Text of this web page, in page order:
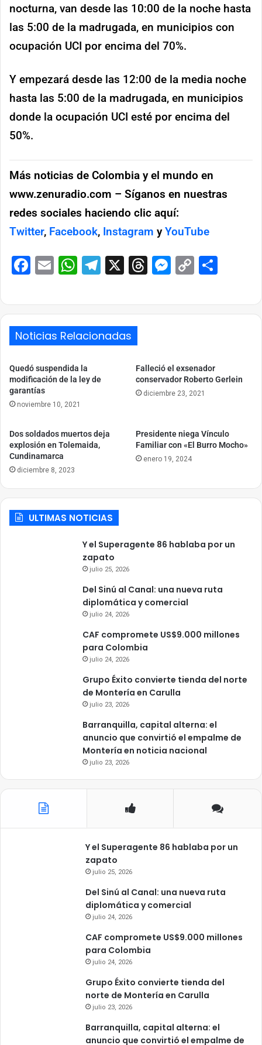
nocturna, van desde las 10:00 de la noche hasta
las 5:00 de la madrugada, en municipios con
ocupación UCI por encima del 70%.
Y empezará desde las 12:00 de la media noche
hasta las 5:00 de la madrugada, en municipios
donde la ocupación UCI esté por encima del
50%.
Más noticias de Colombia y el mundo en
www.zenuradio.com – Síganos en nuestras
redes sociales haciendo clic aquí:
Twitter, Facebook, Instagram yYouTube
Facebook
EmailWhatsApp
Telegram
X ThreadsCopy
Noticias Relacionadas
Quedó suspendida la
modificación de la ley de
garantías
noviembre 10, 2021
Falleció el exsenador
conservador Roberto Gerlein
diciembre 23, 2021
Dos soldados muertos deja
explosión en Tolemaida,
Cundinamarca
diciembre 8, 2023
Presidente niega Vínculo
Familiar con «El Burro Mocho»
enero 19, 2024
ULTIMAS NOTICIAS
Y el Superagente 86 hablaba por un
zapato
julio 25, 2026
Del Sinú al Canal: una nueva ruta
diplomática y comercial
julio 24, 2026
CAF compromete US$9.000 millones
para Colombia
julio 24, 2026
Grupo Éxito convierte tienda del norte
de Montería en Carulla
julio 23, 2026
Barranquilla, capital alterna: el
anuncio que convirtió el empalme de
Montería en noticia nacional
julio 23, 2026
Y el Superagente 86 hablaba por un
zapato
julio 25, 2026
Del Sinú al Canal: una nueva ruta
diplomática y comercial
julio 24, 2026
CAF compromete US$9.000 millones
para Colombia
julio 24, 2026
Grupo Éxito convierte tienda del
norte de Montería en Carulla
julio 23, 2026
Barranquilla, capital alterna: el
anuncio que convirtió el empalme de